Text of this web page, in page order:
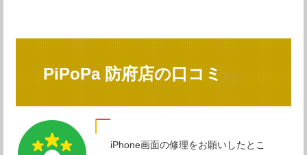
PiPoPa 防府店の口コミ
iPhone画面の修理をお願いしたとこ